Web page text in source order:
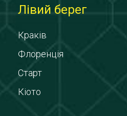
Лівий берег
Краків
Флоренція
Старт
Кіото